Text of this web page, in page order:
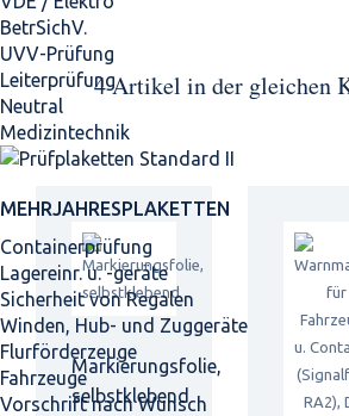
BetrSichV.
UVV-Prüfung
Leiterprüfung
Neutral
Medizintechnik
MEHRJAHRES­PLAKETTEN
Containerprüfung
Lagereinr. u. -geräte
Sicherheit von Regalen
Winden, Hub- und Zuggeräte
Flurförderzeuge
Fahrzeuge
Vorschrift nach Wunsch
4 Artikel in der gleichen
Markierungsfolie,
selbstklebend